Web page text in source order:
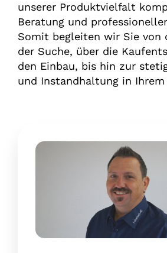
unserer Produktvielfalt
Beratung und
Somit begleiten wir Sie von
der Suche, über die
den Einbau, bis hin zur
und Instandhaltung in